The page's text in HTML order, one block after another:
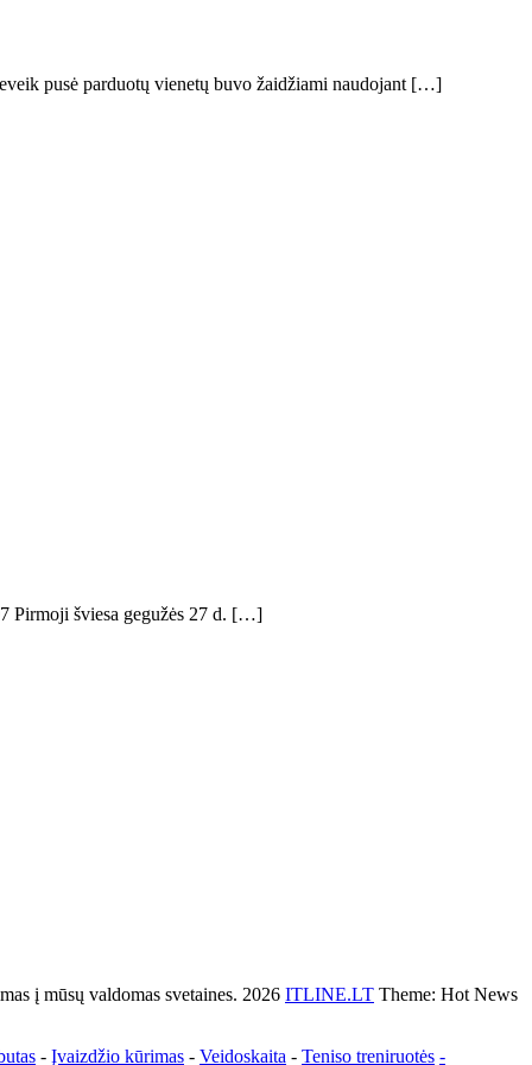
pusė parduotų vienetų buvo žaidžiami naudojant […]
Pirmoji šviesa gegužės 27 d. […]
į mūsų valdomas svetaines. 2026 ITLINE.LT Theme: Hot News
- Įvaizdžio kūrimas - Veidoskaita - Teniso treniruotės -